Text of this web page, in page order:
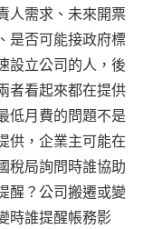
人需求、未來開票
是否可能接政府標
設立公司的人，後
者看起來都在提供
低月費的問題不是
供，企業主可能在
稅局詢問時誰協助
醒？公司搬遷或變
時誰提醒帳務影